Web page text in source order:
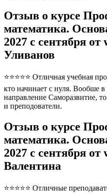
Отзыв о курсе
математика.
2027 с сентября
Уливанов
⭐⭐⭐⭐⭐ Отличная учебная
кто начинает с нуля. Вообше
направление Саморазвитие,
и преподователи.
Отзыв о курсе
математика.
2027 с сентября
Валентина
⭐⭐⭐⭐⭐ Отличные